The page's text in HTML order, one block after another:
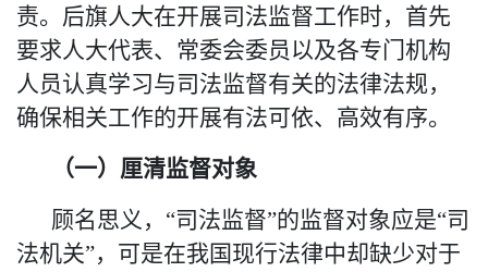
责。后旗人大在开展司法监督工作时，首先
要求人大代表、常委会委员以及各专门机构
人员认真学习与司法监督有关的法律法规，
确保相关工作的开展有法可依、高效有序。
（一） 厘清监督对象
顾名思义， “司法监督”的监督对象应是“司
法机关”，可是在我国现行法律中却缺少对于